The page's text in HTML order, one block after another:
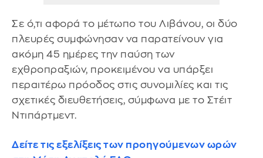
Σε ό,τι αφορά το μέτωπο του Λιβάνου, οι δύο
πλευρές συμφώνησαν να παρατείνουν για
ακόμη 45 ημέρες την παύση των
εχθροπραξιών, προκειμένου να υπάρξει
περαιτέρω πρόοδος στις συνομιλίες και τις
σχετικές διευθετήσεις, σύμφωνα με το Στέιτ
Ντιπάρτμεντ.
Δείτε τις εξελίξεις των προηγούμενων ωρών